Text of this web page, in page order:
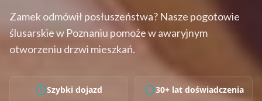
Zamek odmówił posłuszeństwa? Nasze pogotowie
ślusarskie w Poznaniu pomoże w awaryjnym
otworzeniu drzwi mieszkań.
Szybki dojazd 30+ lat doświadczenia